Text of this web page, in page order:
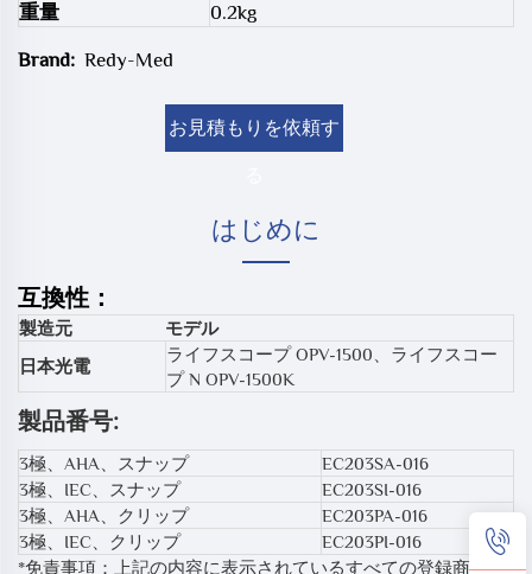
重量
0.2kg
Brand: Redy-Med
お見積もりを依頼す
はじめに
互換性：
製造元
モデル
日本光電
ライフスコープ OPV-1500、ライフスコー
プ N OPV-1500K
製品番号:
3極、AHA、スナップ
EC203SA-016
3極、IEC、スナップ
EC203SI-016
3極、AHA、クリップ
EC203PA-016
3極、IEC、クリップ
EC203PI-016
*免責事項：上記の内容に表示されているすべての登録商標、